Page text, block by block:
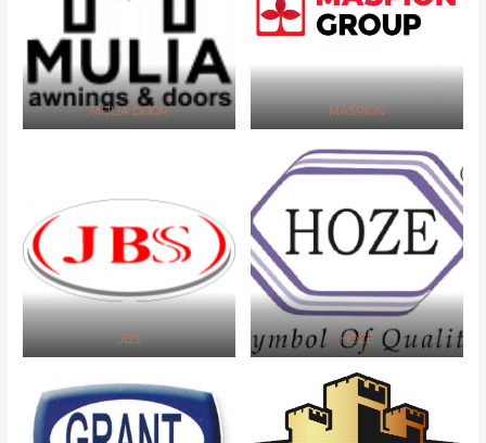
MULIA DOOR MASPION
JBS HOZE